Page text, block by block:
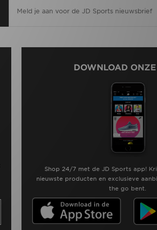
DOWNLOAD
Shop 24/7 met de JD Sports app!
nieuwste producten en exclusieve
the go bent.